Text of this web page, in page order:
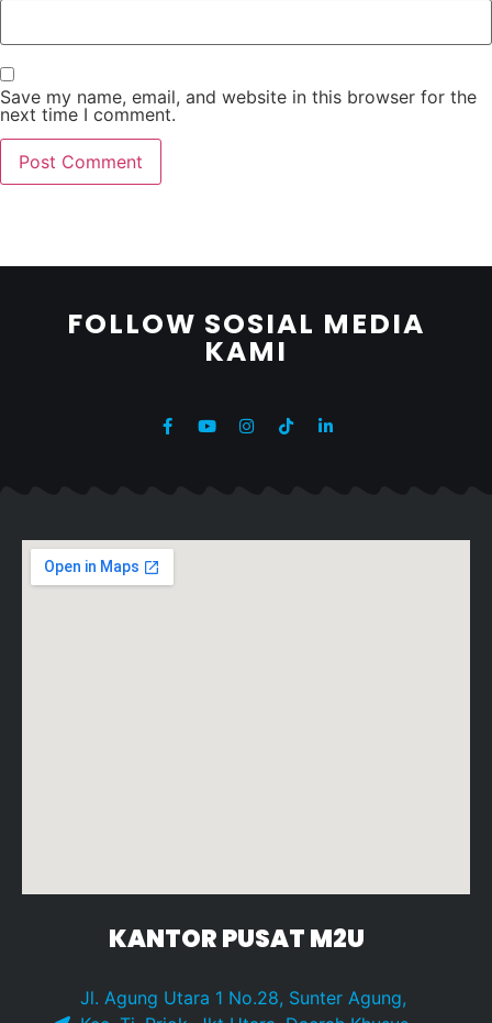
Save my name, email, and website in this browser for the
next time I comment.
FOLLOW SOSIAL MEDIA
KAMI
KANTOR PUSAT M2U
Jl. Agung Utara 1 No.28, Sunter Agung,